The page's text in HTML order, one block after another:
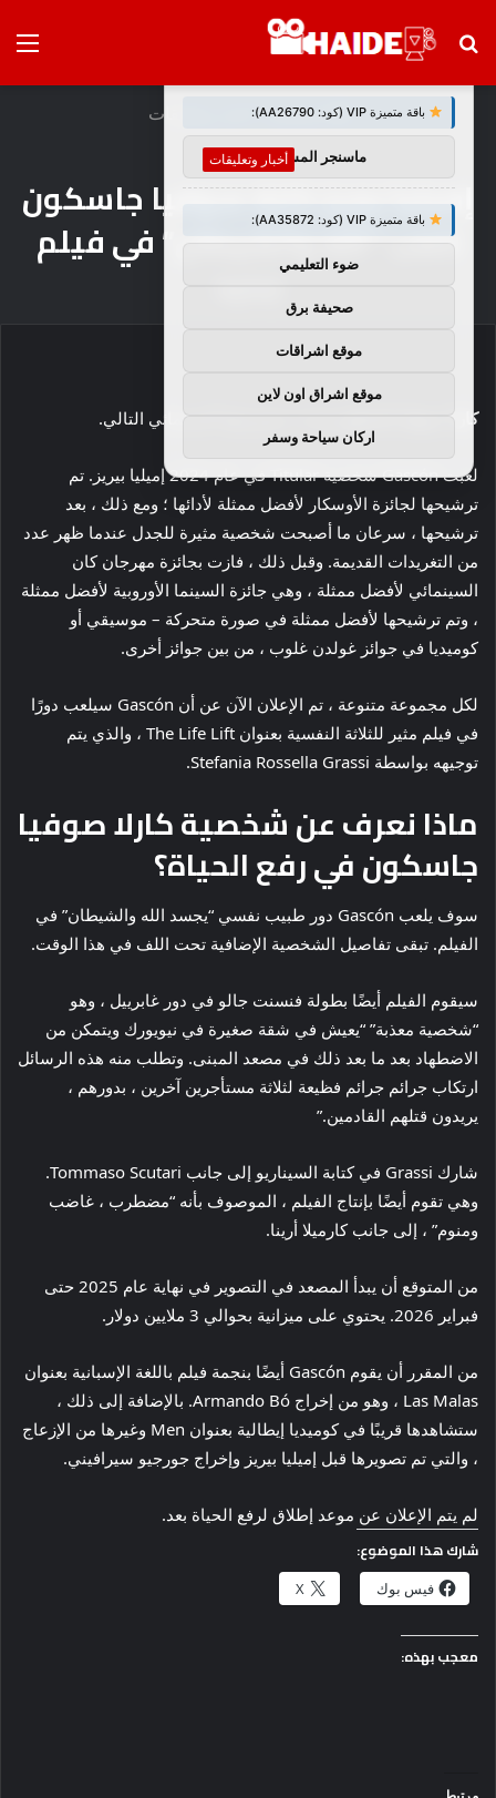
بحث
الرئيسية/أخبار وتعليقات
أخبار وتعليقات
إميليا بيريز كارلا سوفيا جاسكون
للعب “الله والشيطان” في فيلم
جديد
كارلا سوفيا جاسكون وجدت مشروعها السينمائي التالي.
لعبت Gascón شخصية Titular في عام 2024 إميليا بيريز. تم
ترشيحها لجائزة الأوسكار لأفضل ممثلة لأدائها ؛ ومع ذلك ، بعد
ترشيحها ، سرعان ما أصبحت شخصية مثيرة للجدل عندما ظهر عدد
من التغريدات القديمة. وقبل ذلك ، فازت بجائزة مهرجان كان
السينمائي لأفضل ممثلة ، وهي جائزة السينما الأوروبية لأفضل ممثلة
، وتم ترشيحها لأفضل ممثلة في صورة متحركة – موسيقي أو
كوميديا ​​في جوائز غولدن غلوب ، من بين جوائز أخرى.
لكل مجموعة متنوعة ، تم الإعلان الآن عن أن Gascón سيلعب دورًا
في فيلم مثير للثلاثة النفسية بعنوان The Life Lift ، والذي يتم
توجيهه بواسطة Stefania Rossella Grassi.
ماذا نعرف عن شخصية كارلا صوفيا
جاسكون في رفع الحياة؟
سوف يلعب Gascón دور طبيب نفسي “يجسد الله والشيطان” في
الفيلم. تبقى تفاصيل الشخصية الإضافية تحت اللف في هذا الوقت.
سيقوم الفيلم أيضًا بطولة فنسنت جالو في دور غابرييل ، وهو
“شخصية معذبة” “يعيش في شقة صغيرة في نيويورك ويتمكن من
الاضطهاد بعد ما بعد ذلك في مصعد المبنى. وتطلب منه هذه الرسائل
ارتكاب جرائم جرائم فظيعة لثلاثة مستأجرين آخرين ، بدورهم ،
يريدون قتلهم القادمين.”
شارك Grassi في كتابة السيناريو إلى جانب Tommaso Scutari.
وهي تقوم أيضًا بإنتاج الفيلم ، الموصوف بأنه “مضطرب ، غاضب
ومنوم” ، إلى جانب كارميلا أرينا.
من المتوقع أن يبدأ المصعد في التصوير في نهاية عام 2025 حتى
فبراير 2026. يحتوي على ميزانية بحوالي 3 ملايين دولار.
من المقرر أن يقوم Gascón أيضًا بنجمة فيلم باللغة الإسبانية بعنوان
Las Malas ، وهو من إخراج Armando Bó. بالإضافة إلى ذلك ،
ستشاهدها قريبًا في كوميديا ​​إيطالية بعنوان Men وغيرها من الإزعاج
، والتي تم تصويرها قبل إميليا بيريز وإخراج جورجيو سيرافيني.
لم يتم الإعلان عن موعد إطلاق لرفع الحياة بعد.
شارك هذا الموضوع:
فيس بوك X
معجب بهذه:
توصيات :
باقة متميزة VIP (كود: AA26790):
ماسنجر المسلم
باقة متميزة VIP (كود: AA35872):
ضوء التعليمي
صحيفة برق
موقع اشراقات
موقع اشراق اون لاين
اركان سياحة وسفر